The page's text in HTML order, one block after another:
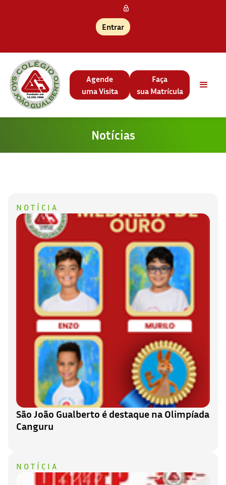
Entrar
Agende
uma Visita
Faça
sua Matrícula
Notícias
NOTÍCIA
São João Gualberto é destaque na Olimpíada
Canguru
NOTÍCIA